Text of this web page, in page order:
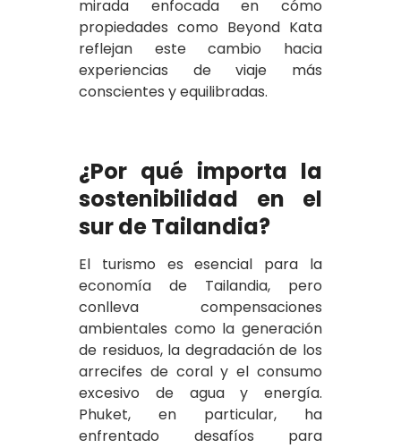
mirada enfocada en cómo
propiedades como Beyond Kata
reflejan este cambio hacia
experiencias de viaje más
conscientes y equilibradas.
¿Por qué importa la
sostenibilidad en el
sur de Tailandia?
El turismo es esencial para la
economía de Tailandia, pero
conlleva compensaciones
ambientales como la generación
de residuos, la degradación de los
arrecifes de coral y el consumo
excesivo de agua y energía.
Phuket, en particular, ha
enfrentado desafíos para